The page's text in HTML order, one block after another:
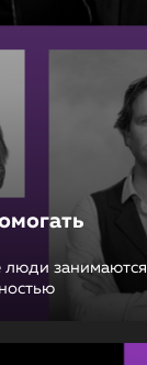
люди занимаются